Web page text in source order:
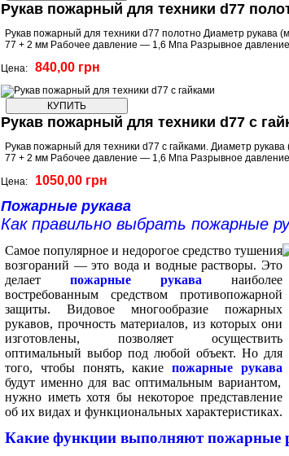
Рукав пожарный для техники d77
Рукав пожарный для техники d77 полотно Диаметр
77 + 2 мм Рабочее давление — 1,6 Мпа Разрывное
Цена: 840,00 грн
Рукав пожарный для техники d77 с
Рукав пожарный для техники d77 с гайками. Диаметр
77 + 2 мм Рабочее давление — 1,6 Мпа Разрывное
Цена: 1050,00 грн
Пожарные рукава
Как правильно выбрать пожарные
Самое популярное и недорогое средство тушения
возгораний — это вода и водные растворы. Это
делает пожарные рукава наиболее
востребованным средством противопожарной
защиты. Видовое многообразие пожарных
рукавов, прочность материалов, из которых они
изготовлены, позволяет осуществить
оптимальный выбор под любой объект. Но для
того, чтобы понять, какиепожарные рукава
будут именно для вас оптимальным вариантом,
нужно иметь хотя бы некоторое представление
об их видах и функциональных характеристиках.
Какие функции выполняют пожарные